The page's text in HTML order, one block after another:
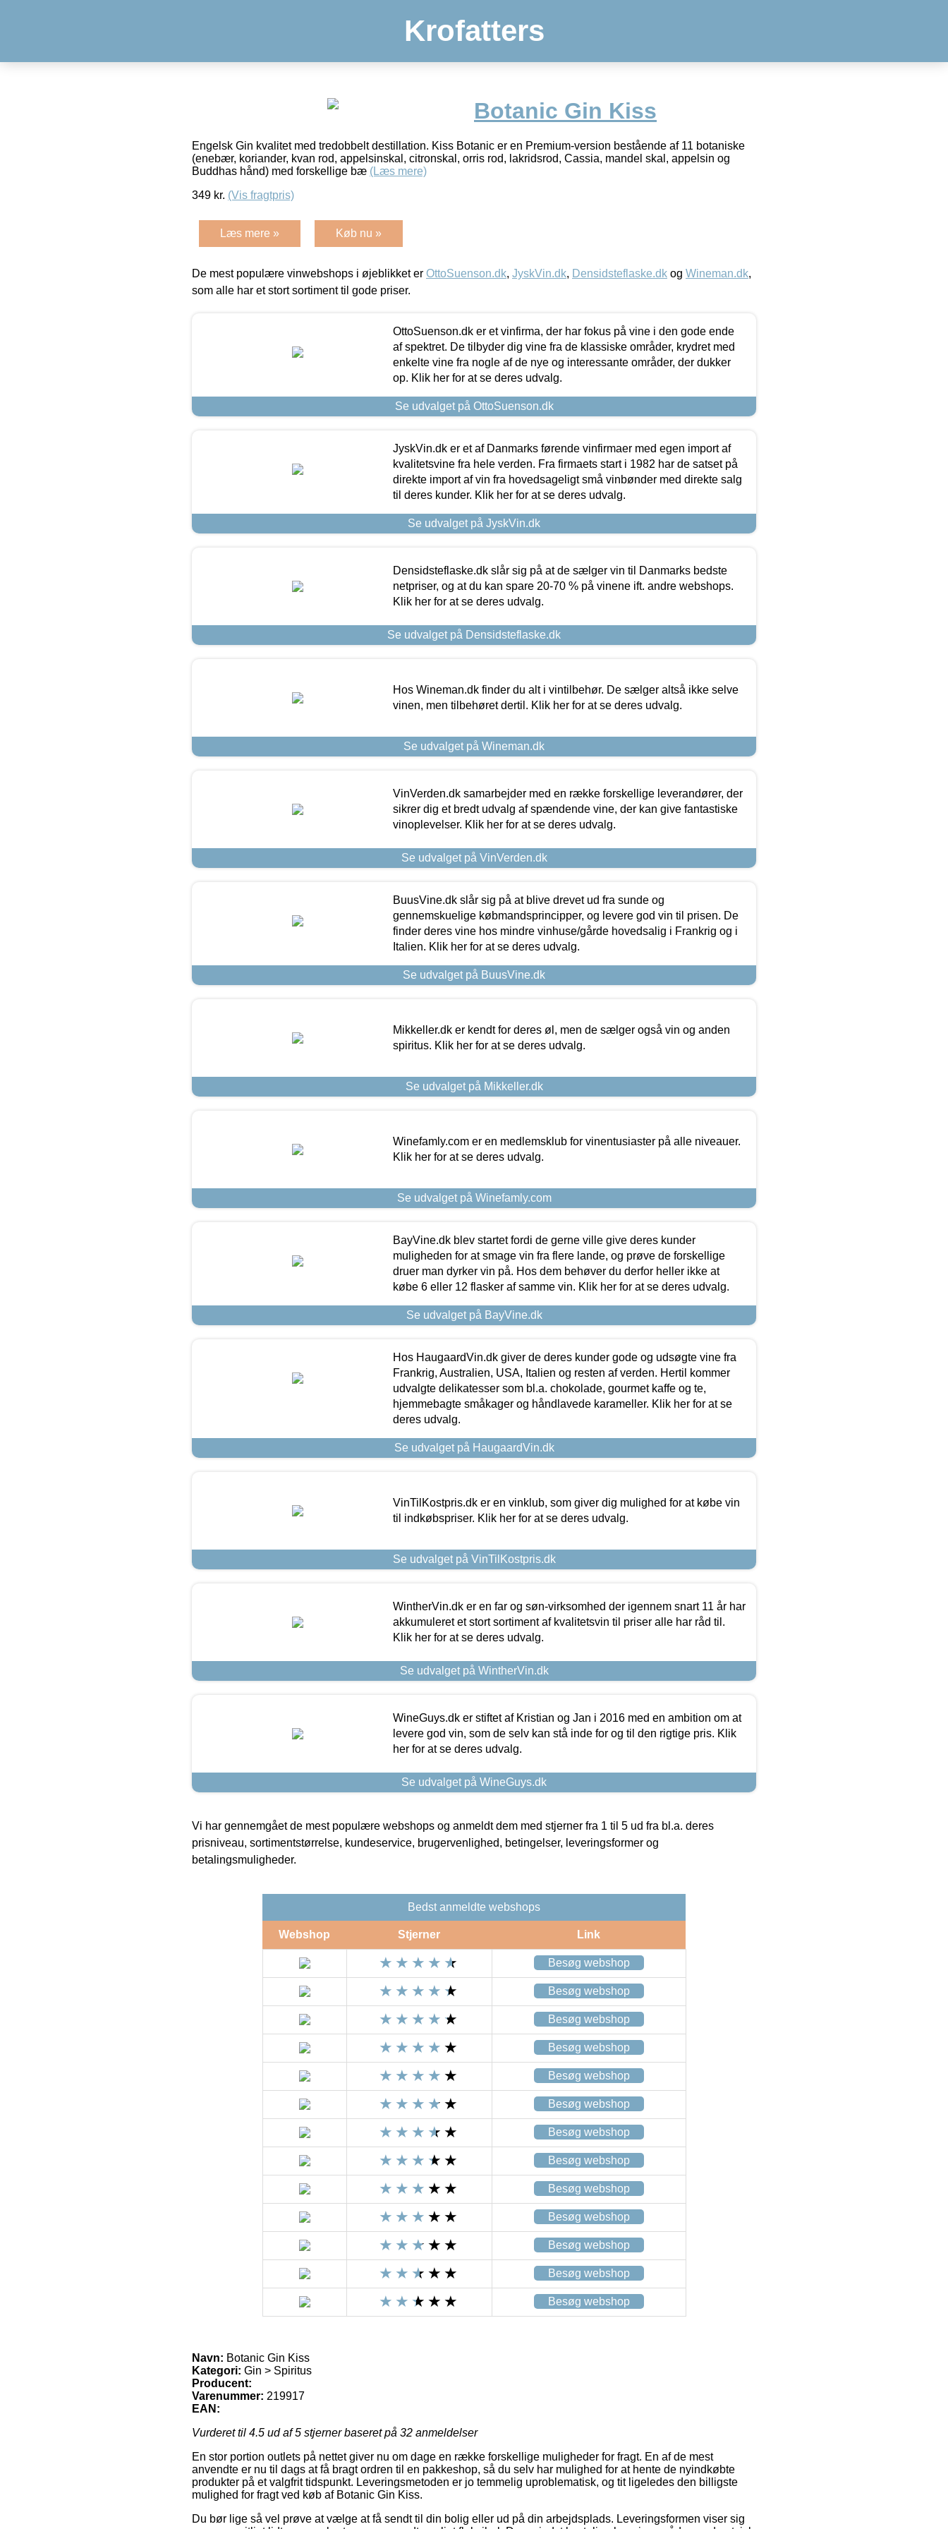
Krofatters
Botanic Gin Kiss
Engelsk Gin kvalitet med tredobbelt destillation. Kiss Botanic er en Premium-version bestående af 11 botaniske
(enebær, koriander, kvan rod, appelsinskal, citronskal, orris rod, lakridsrod, Cassia, mandel skal, appelsin og
Buddhas hånd) med forskellige bæ (Læs mere)
349 kr. (Vis fragtpris)
Læs mere » Køb nu »
De mest populære vinwebshops i øjeblikket er OttoSuenson.dk, JyskVin.dk, Densidsteflaske.dk og Wineman.dk,
som alle har et stort sortiment til gode priser.
OttoSuenson.dk er et vinfirma, der har fokus på vine i den gode ende
af spektret. De tilbyder dig vine fra de klassiske områder, krydret med
enkelte vine fra nogle af de nye og interessante områder, der dukker
op. Klik her for at se deres udvalg.
Se udvalget på OttoSuenson.dk
JyskVin.dk er et af Danmarks førende vinfirmaer med egen import af
kvalitetsvine fra hele verden. Fra firmaets start i 1982 har de satset på
direkte import af vin fra hovedsageligt små vinbønder med direkte salg
til deres kunder. Klik her for at se deres udvalg.
Se udvalget på JyskVin.dk
Densidsteflaske.dk slår sig på at de sælger vin til Danmarks bedste
netpriser, og at du kan spare 20-70 % på vinene ift. andre webshops.
Klik her for at se deres udvalg.
Se udvalget på Densidsteflaske.dk
Hos Wineman.dk finder du alt i vintilbehør. De sælger altså ikke selve
vinen, men tilbehøret dertil. Klik her for at se deres udvalg.
Se udvalget på Wineman.dk
VinVerden.dk samarbejder med en række forskellige leverandører, der
sikrer dig et bredt udvalg af spændende vine, der kan give fantastiske
vinoplevelser. Klik her for at se deres udvalg.
Se udvalget på VinVerden.dk
BuusVine.dk slår sig på at blive drevet ud fra sunde og
gennemskuelige købmandsprincipper, og levere god vin til prisen. De
finder deres vine hos mindre vinhuse/gårde hovedsalig i Frankrig og i
Italien. Klik her for at se deres udvalg.
Se udvalget på BuusVine.dk
Mikkeller.dk er kendt for deres øl, men de sælger også vin og anden
spiritus. Klik her for at se deres udvalg.
Se udvalget på Mikkeller.dk
Winefamly.com er en medlemsklub for vinentusiaster på alle niveauer.
Klik her for at se deres udvalg.
Se udvalget på Winefamly.com
BayVine.dk blev startet fordi de gerne ville give deres kunder
muligheden for at smage vin fra flere lande, og prøve de forskellige
druer man dyrker vin på. Hos dem behøver du derfor heller ikke at
købe 6 eller 12 flasker af samme vin. Klik her for at se deres udvalg.
Se udvalget på BayVine.dk
Hos HaugaardVin.dk giver de deres kunder gode og udsøgte vine fra
Frankrig, Australien, USA, Italien og resten af verden. Hertil kommer
udvalgte delikatesser som bl.a. chokolade, gourmet kaffe og te,
hjemmebagte småkager og håndlavede karameller. Klik her for at se
deres udvalg.
Se udvalget på HaugaardVin.dk
VinTilKostpris.dk er en vinklub, som giver dig mulighed for at købe vin
til indkøbspriser. Klik her for at se deres udvalg.
Se udvalget på VinTilKostpris.dk
WintherVin.dk er en far og søn-virksomhed der igennem snart 11 år har
akkumuleret et stort sortiment af kvalitetsvin til priser alle har råd til.
Klik her for at se deres udvalg.
Se udvalget på WintherVin.dk
WineGuys.dk er stiftet af Kristian og Jan i 2016 med en ambition om at
levere god vin, som de selv kan stå inde for og til den rigtige pris. Klik
her for at se deres udvalg.
Se udvalget på WineGuys.dk
Vi har gennemgået de mest populære webshops og anmeldt dem med stjerner fra 1 til 5 ud fra bl.a. deres
prisniveau, sortimentstørrelse, kundeservice, brugervenlighed, betingelser, leveringsformer og
betalingsmuligheder.
Bedst anmeldte webshops
Webshop Stjerner Link
Besøg webshop
Besøg webshop
Besøg webshop
Besøg webshop
Besøg webshop
Besøg webshop
Besøg webshop
Besøg webshop
Besøg webshop
Besøg webshop
Besøg webshop
Besøg webshop
Besøg webshop
Navn: Botanic Gin Kiss
Kategori: Gin > Spiritus
Producent:
Varenummer: 219917
EAN:
Vurderet til 4.5 ud af 5 stjerner baseret på 32 anmeldelser
En stor portion outlets på nettet giver nu om dage en række forskellige muligheder for fragt. En af de mest
anvendte er nu til dags at få bragt ordren til en pakkeshop, så du selv har mulighed for at hente de nyindkøbte
produkter på et valgfrit tidspunkt. Leveringsmetoden er jo temmelig uproblematisk, og tit ligeledes den billigste
mulighed for fragt ved køb af Botanic Gin Kiss.
Du bør lige så vel prøve at vælge at få sendt til din bolig eller ud på din arbejdsplads. Leveringsformen viser sig